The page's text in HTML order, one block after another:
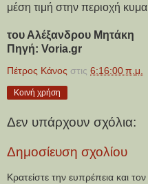
μέση τιμή στην περιοχή
του Αλέξανδρου Μητάκη
Πηγή: Voria.gr
Πέτρος Κάνος στις 6:16:00 π.μ.
Κοινή χρήση
Δεν υπάρχουν σχόλια:
Δημοσίευση σχολίου
Κρατείστε την ευπρέπεια και